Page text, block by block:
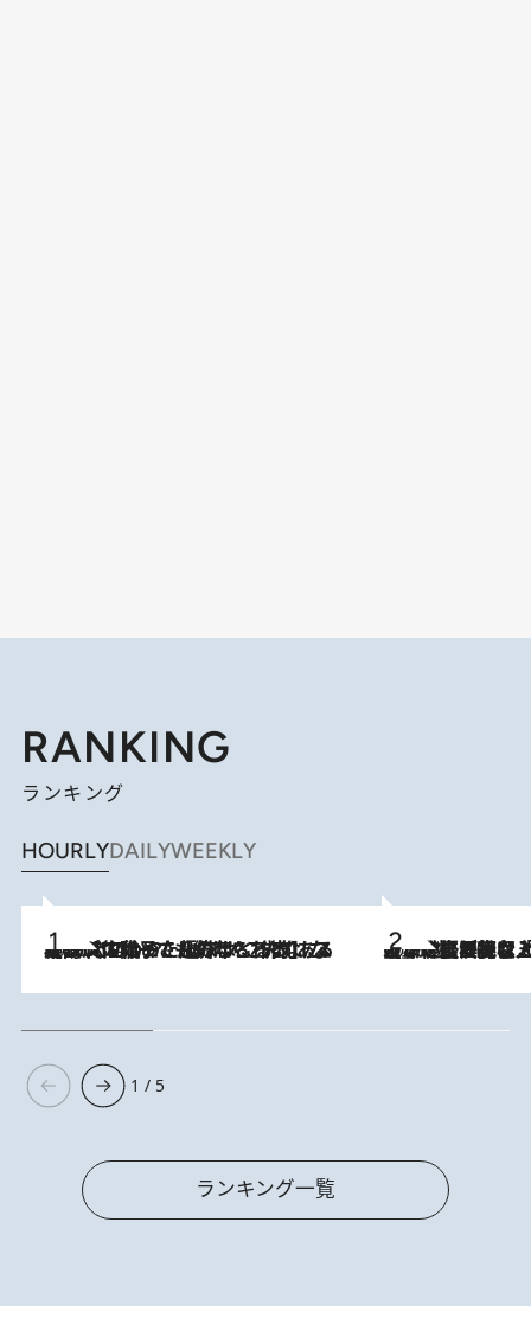
RANKING
ランキング
HOURLYDAILYWEEKLY
2026.8.5
【阿川佐和子さんの年とる力】なぜ70代で始めた趣味は“こんなに楽しい”のか？ ピアノ、俳句…スランプに陥っても続けられる“ある秘訣”とは 2026.8.5
【なぜ吉沢亮は「気配を消せる」のか？】興行収入208億の『国宝』を経て挑むミュージカル『ディア・エヴァン・ハンセン』。トップ俳優が舞台上でさらけ出した“孤独”とは
1 / 5
ランキング一覧